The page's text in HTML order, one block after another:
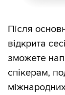
Після
відкрита
зможете
спікерам,